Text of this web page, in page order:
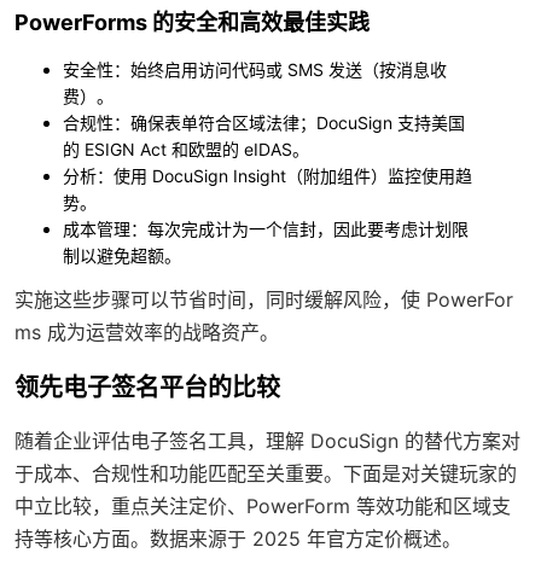
PowerForms 的安全和高效最佳实践
安全性：始终启用访问代码或 SMS 发送（按消息收
费）。
合规性：确保表单符合区域法律；DocuSign 支持美国
的 ESIGN Act 和欧盟的 eIDAS。
分析：使用 DocuSign Insight（附加组件）监控使用趋
势。
成本管理：每次完成计为一个信封，因此要考虑计划限
制以避免超额。
实施这些步骤可以节省时间，同时缓解风险，使 PowerFor
ms 成为运营效率的战略资产。
领先电子签名平台的比较
随着企业评估电子签名工具，理解 DocuSign 的替代方案对
于成本、合规性和功能匹配至关重要。下面是对关键玩家的
中立比较，重点关注定价、PowerForm 等效功能和区域支
持等核心方面。数据来源于 2025 年官方定价概述。